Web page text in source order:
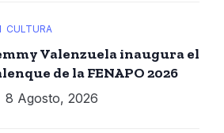
CULTURA
Valenzuela inaugura el
de la FENAPO 2026
8 Agosto, 2026